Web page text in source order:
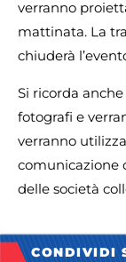
verranno
mattinata. La
chiuderà
Si ricorda
fotografi e
verranno
comunicazione
delle società
CONDIVIDI